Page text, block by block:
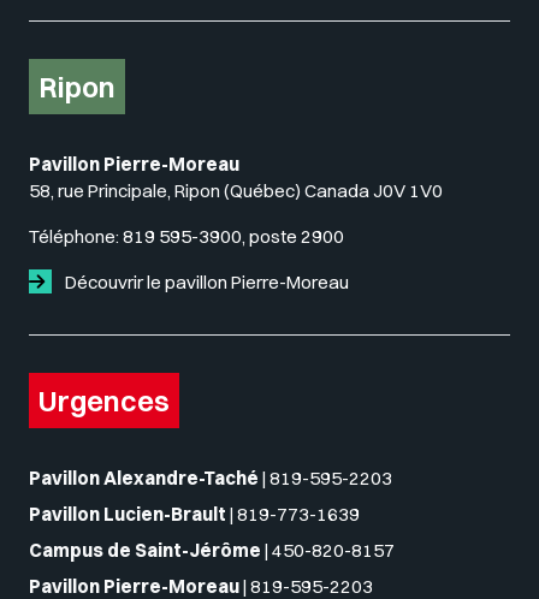
Ripon
Pavillon Pierre-Moreau
58, rue Principale, Ripon (Québec) Canada J0V 1V0
Téléphone: 819 595-3900, poste 2900
Découvrir le pavillon Pierre-Moreau
Urgences
Pavillon Alexandre-Taché | 819-595-2203
Pavillon Lucien-Brault | 819-773-1639
Campus de Saint-Jérôme | 450-820-8157
Pavillon Pierre-Moreau| 819-595-2203